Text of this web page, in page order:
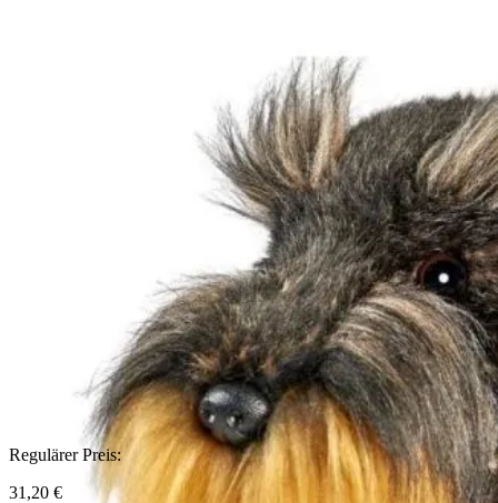
Regulärer Preis:
31,20 €